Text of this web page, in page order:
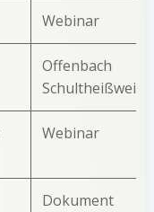
Webinar
Offenbach
Webinar
Dokument